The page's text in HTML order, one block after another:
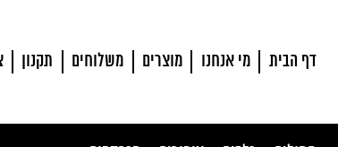
דף הבית מי אנחנו מוצרים משלוחים תקנון